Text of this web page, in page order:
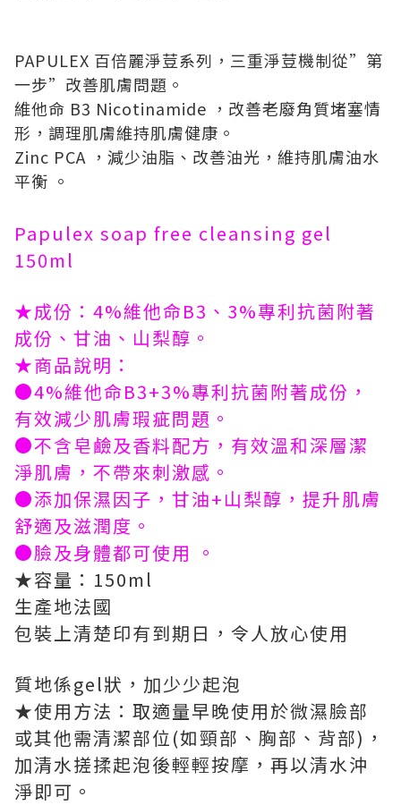
PAPULEX 百倍麗淨荳系列，三重淨荳機制從”第
一步”改善肌膚問題。
維他命 B3 Nicotinamide ，改善老廢角質堵塞情
形，調理肌膚維持肌膚健康。
Zinc PCA ，減少油脂、改善油光，維持肌膚油水
平衡 。
Papulex soap free cleansing gel
150ml
★成份：4%維他命B3、3%專利抗菌附著
成份、甘油、山梨醇。
★商品說明：
●4%維他命B3+3%專利抗菌附著成份，
有效減少肌膚瑕疵問題。
●不含皂鹼及香料配方，有效溫和深層潔
淨肌膚，不帶來刺激感。
●添加保濕因子，甘油+山梨醇，提升肌膚
舒適及滋潤度。
●臉及身體都可使用 。
★容量：150ml
生產地法國
包裝上清楚印有到期日，令人放心使用
質地係gel狀，加少少起泡
★使用方法：取適量早晚使用於微濕臉部
或其他需清潔部位(如頸部、胸部、背部)，
加清水搓揉起泡後輕輕按摩，再以清水沖
淨即可。